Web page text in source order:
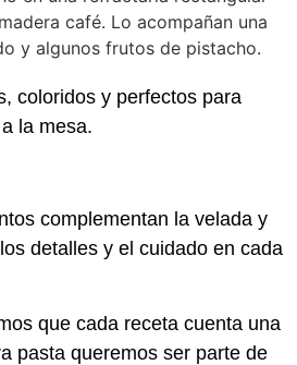
coloridos y perfectos para
la mesa.
complementan la velada y
detalles y el cuidado en cada
que cada receta cuenta una
pasta queremos ser parte de